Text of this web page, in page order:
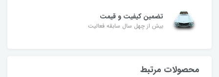
تضمین کیفیت و قیمت
بیش از چهل سال سابقه فعالیت
محصولات مرتبط